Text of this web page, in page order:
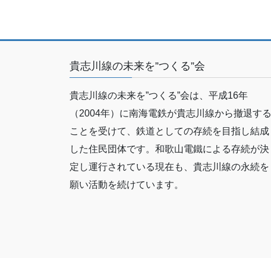
貴志川線の未来を”つくる”会
貴志川線の未来を”つくる”会は、平成16年
（2004年）に南海電鉄が貴志川線から撤退する
ことを受けて、鉄道としての存続を目指し結成
した住民団体です。和歌山電鐵による存続が決
定し運行されている現在も、貴志川線の永続を
願い活動を続けています。